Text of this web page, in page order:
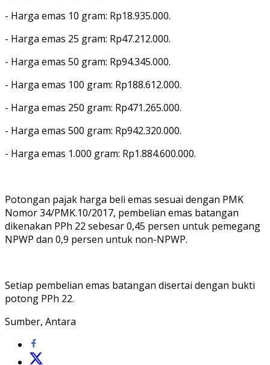
‎- ⁠Harga emas 10 gram: Rp18.935.000.
‎- Harga emas 25 gram: Rp47.212.000.
‎- ⁠Harga emas 50 gram: Rp94.345.000.
‎- ⁠Harga emas 100 gram: Rp188.612.000.
‎- ⁠Harga emas 250 gram: Rp471.265.000.
‎- ⁠Harga emas 500 gram: Rp942.320.000.
‎- ⁠Harga emas 1.000 gram: Rp1.884.600.000.
‎Potongan pajak harga beli emas sesuai dengan PMK
Nomor 34/PMK.10/2017, pembelian emas batangan
dikenakan PPh 22 sebesar 0,45 persen untuk pemegang
NPWP dan 0,9 persen untuk non-NPWP.
‎Setiap pembelian emas batangan disertai dengan bukti
potong PPh 22.
Sumber, Antara